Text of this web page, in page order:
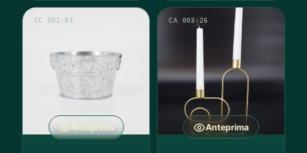
Anteprima
CC 002-01
Anteprima
CA 003-26